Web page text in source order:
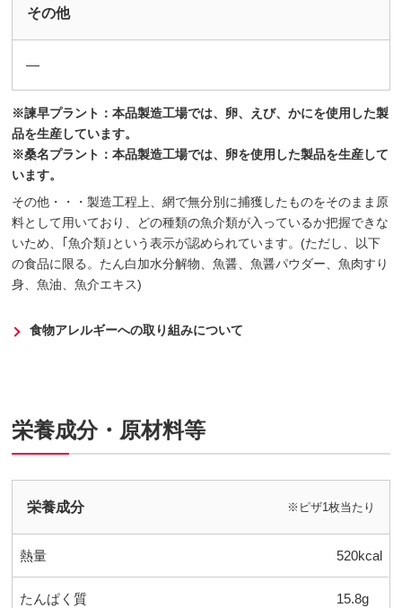
その他
―
※諫早プラント：本品製造工場では、卵、えび、かにを使用した製
品を生産しています。
※桑名プラント：本品製造工場では、卵を使用した製品を生産して
います。
その他・・・製造工程上、網で無分別に捕獲したものをそのまま原
料として用いており、どの種類の魚介類が入っているか把握できな
いため、｢魚介類｣という表示が認められています。(ただし、以下
の食品に限る。たん白加水分解物、魚醤、魚醤パウダー、魚肉すり
身、魚油、魚介エキス)
食物アレルギーへの取り組みについて
栄養成分・原材料等
栄養成分 ※ピザ1枚当たり
熱量 520kcal
たんぱく質 15.8g